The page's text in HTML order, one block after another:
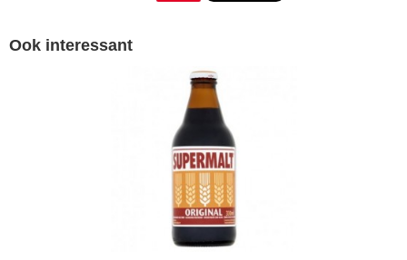
Ook interessant